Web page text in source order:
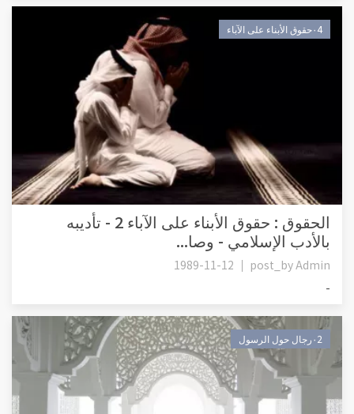
٠4حقوق الأبناء على الآباء
الحقوق : حقوق الأبناء على الآباء 2 - تأديبه
بالأدب الإسلامي - وصا...
post_byAdmin
1989-11-12
-
٠2رجال حول الرسول